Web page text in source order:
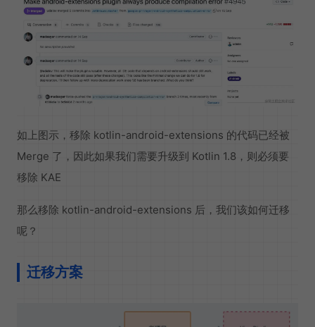
如上图示，移除 kotlin-android-extensions 的代码已经被
Merge 了，因此如果我们需要升级到 Kotlin 1.8，则必须要
移除 KAE
那么移除 kotlin-android-extensions 后，我们该如何迁移
呢？
迁移方案